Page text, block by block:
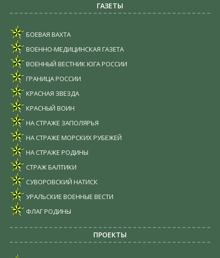
ГАЗЕТЫ
БОЕВАЯ ВАХТА
ВОЕННО-МЕДИЦИНСКАЯ ГАЗЕТА
ВОЕННЫЙ ВЕСТНИК ЮГА РОССИИ
ГРАНИЦА РОССИИ
КРАСНАЯ ЗВЕЗДА
КРАСНЫЙ ВОИН
НА СТРАЖЕ ЗАПОЛЯРЬЯ
НА СТРАЖЕ МОРСКИХ РУБЕЖЕЙ
НА СТРАЖЕ РОДИНЫ
СТРАЖ БАЛТИКИ
СУВОРОВСКИЙ НАТИСК
УРАЛЬСКИЕ ВОЕННЫЕ ВЕСТИ
ФЛАГ РОДИНЫ
ПРОЕКТЫ